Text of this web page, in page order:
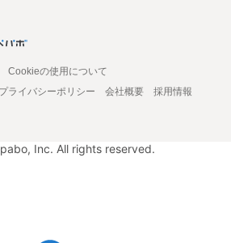
Cookieの使用について
プライバシーポリシー 会社概要
採用情報
Inc. All rights reserved.